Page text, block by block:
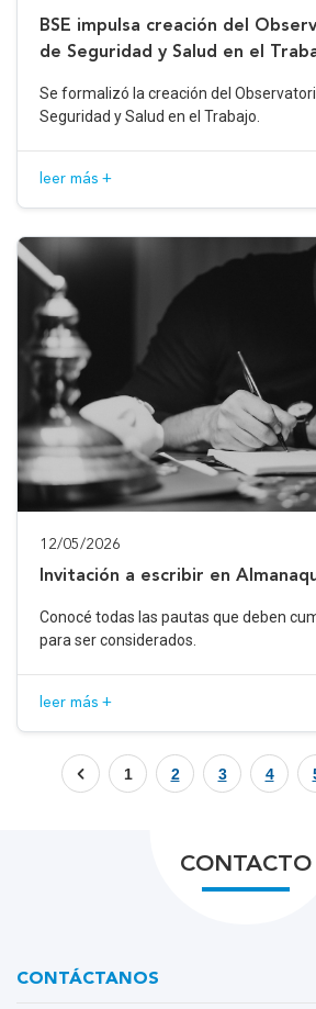
BSE impulsa creación del
de Seguridad y Salud en el
Se formalizó la creación del
Seguridad y Salud en el Trabajo.
leer más +
12/05/2026
Invitación a escribir en
Conocé todas las pautas que deben
para ser considerados.
leer más +
1 2 3 4
CONTACTO
CONTÁCTANOS